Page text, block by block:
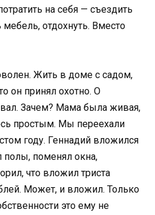
на себя — съездить
отдохнуть. Вместо
Жить в доме с садом,
он принял охотно. О
Зачем? Мама была живая,
простым. Мы переехали
году. Геннадий вложился
полы, поменял окна,
что вложил триста
Может, и вложил. Только
это ему не